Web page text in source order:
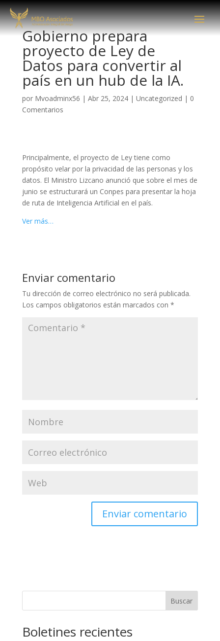
Gobierno prepara
proyecto de Ley de
Datos para convertir al
país en un hub de la IA.
por Mvoadminx56 | Abr 25, 2024| Uncategorized | 0
Comentarios
Principalmente, el proyecto de Ley tiene como
propósito velar por la privacidad de las personas y los
datos. El Ministro Lizcano anunció que sobre el mes de
junio se estructurará un Conpes para presentar la hoja
de ruta de Inteligencia Artificial en el país.
Ver más…
Enviar comentario
Tu dirección de correo electrónico no será publicada.
Los campos obligatorios están marcados con *
Buscar
Boletines recientes